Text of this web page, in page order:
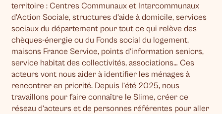
territoire : Centres Communaux et Intercommunaux
d’Action Sociale, structures d’aide à domicile, services
sociaux du département pour tout ce qui relève des
chèques-énergie ou du Fonds social du logement,
maisons France Service, points d’information seniors,
service habitat des collectivités, associations… Ces
acteurs vont nous aider à identifier les ménages à
rencontrer en priorité. Depuis l’été 2025, nous
travaillons pour faire connaître le Slime, créer ce
réseau d’acteurs et de personnes référentes pour aller